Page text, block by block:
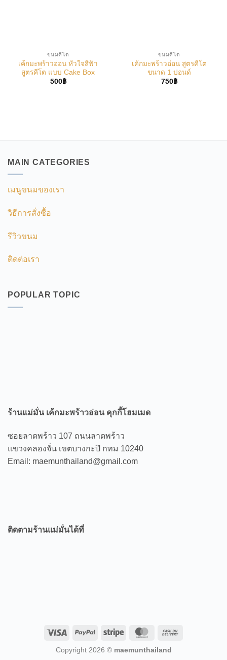
ขนมคีโต
เค้กมะพร้าวอ่อน หัวใจสีฟ้า
สูตรคีโต แบบ Cake Box
500฿
ขนมคีโต
เค้กมะพร้าวอ่อน สูตรคีโต
ขนาด 1 ปอนด์
750฿
MAIN CATEGORIES
เมนูขนมของเรา
วิธีการสั่งซื้อ
รีวิวขนม
ติดต่อเรา
POPULAR TOPIC
ร้านแม่มั่น เค้กมะพร้าวอ่อน คุกกี้โฮมเมด
ซอยลาดพร้าว 107 ถนนลาดพร้าว
แขวงคลองจั่น เขตบางกะปิ กทม 10240
Email: maemunthailand@gmail.com
ติดตามร้านแม่มั่นได้ที่
Visa PayPal Stripe MasterCard
Copyright 2026 © maemunthailand